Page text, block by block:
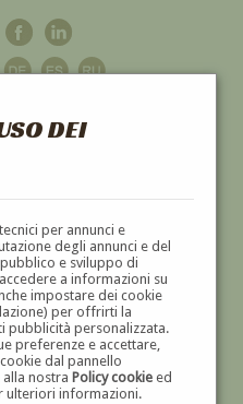
DEI
per annunci e
degli annunci e del
e sviluppo di
a informazioni su
impostare dei cookie
per offrirti la
pubblicità personalizzata.
preferenze e accettare,
dal pannello
nostra Policy cookieed
ulteriori informazioni.
'800 E '900